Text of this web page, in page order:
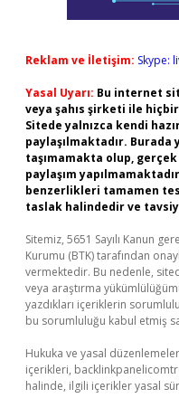
Reklam ve İletişim: Skype:
Yasal Uyarı: Bu internet
veya şahıs şirketi ile
Sitede yalnızca kendi
paylaşılmaktadır.
taşımamakta olup,
paylaşım
benzerlikleri tamamen
taslak halindedir ve
Sitemiz, 5651 Sayılı Kanun
Kurumu (BTK) tarafından
vermektedir. Bu nedenle,
veya araştırma
yazdıkları içeriklerin
bu sorumluluğu kabul etmiş
Hukuka ve yasal
içerikleri,
halinde, ilgili içerikler yasal